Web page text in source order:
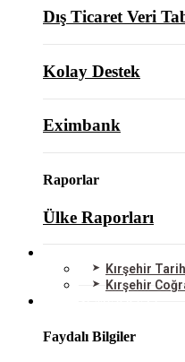
Dış Ticaret Veri
Kolay Destek
Eximbank
Raporlar
Ülke Raporları
Kırşehir
Kırşehir
Faydalı Bilgiler